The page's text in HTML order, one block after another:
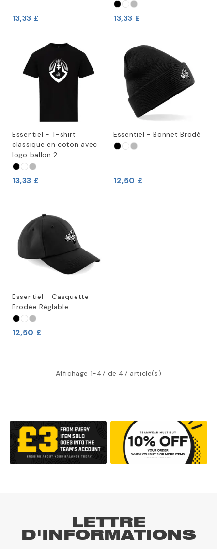
13,33 £ 13,33 £
Essentiel - T-shirt
classique en coton avec
logo ballon 2
13,33 £
Essentiel - Bonnet Brodé
12,50 £
Essentiel - Casquette
Brodée Réglable
12,50 £
Affichage 1-47 de 47 article(s)
LETTRE
D'INFORMATIONS